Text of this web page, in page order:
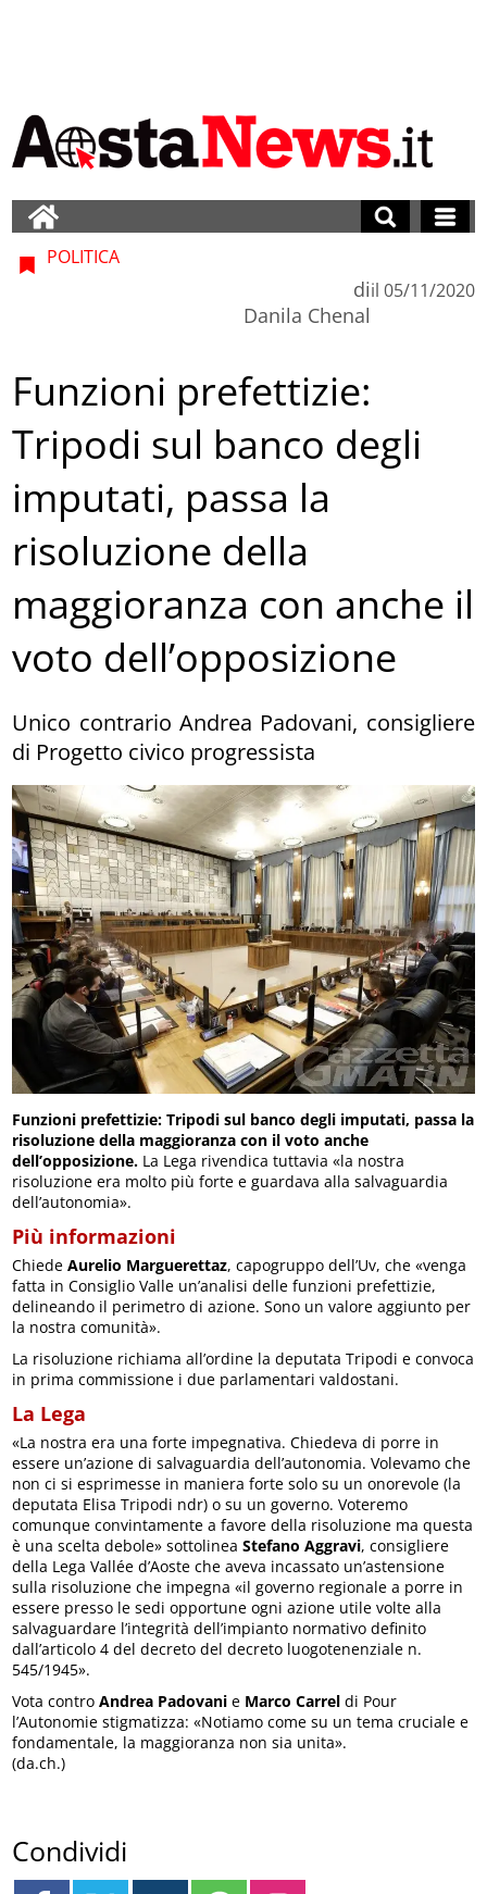
POLITICA
di
Danila Chenal
il 05/11/2020
Funzioni prefettizie:
Tripodi sul banco degli
imputati, passa la
risoluzione della
maggioranza con anche il
voto dell’opposizione
Unico contrario Andrea Padovani, consigliere
di Progetto civico progressista
Funzioni prefettizie: Tripodi sul banco degli imputati, passa la
risoluzione della maggioranza con il voto anche
dell’opposizione. La Lega rivendica tuttavia «la nostra
risoluzione era molto più forte e guardava alla salvaguardia
dell’autonomia».
Più informazioni
Chiede Aurelio Marguerettaz, capogruppo dell’Uv, che «venga
fatta in Consiglio Valle un’analisi delle funzioni prefettizie,
delineando il perimetro di azione. Sono un valore aggiunto per
la nostra comunità».
La risoluzione richiama all’ordine la deputata Tripodi e convoca
in prima commissione i due parlamentari valdostani.
La Lega
«La nostra era una forte impegnativa. Chiedeva di porre in
essere un’azione di salvaguardia dell’autonomia. Volevamo che
non ci si esprimesse in maniera forte solo su un onorevole (la
deputata Elisa Tripodi ndr) o su un governo. Voteremo
comunque convintamente a favore della risoluzione ma questa
è una scelta debole» sottolineaStefano Aggravi, consigliere
della Lega Vallée d’Aoste che aveva incassato un’astensione
sulla risoluzione che impegna «il governo regionale a porre in
essere presso le sedi opportune ogni azione utile volte alla
salvaguardare l’integrità dell’impianto normativo definito
dall’articolo 4 del decreto del decreto luogotenenziale n.
545/1945».
Vota controAndrea Padovani e Marco Carrel di Pour
l’Autonomie stigmatizza: «Notiamo come su un tema cruciale e
fondamentale, la maggioranza non sia unita».
(da.ch.)
Condividi